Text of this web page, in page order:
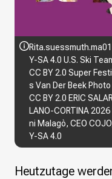
Wikimedia Deutschland
Projekte
Featured
Wikipedia
Wikidata
Wikimedia Commons
Initiativen für freies Wisses
Bündnis Freie Bildung
Das ABC des Freien
Rita.suessmuth.ma01
Y-SA 4.0 U.S. Ski
CC BY 2.0 Super
s Van Der Beek
CC BY 2.0 ERIC
LANO-CORTINA
ni Malagò, CEO
Y-SA 4.0
Heutzutage